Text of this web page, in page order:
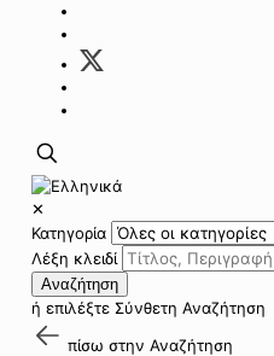
✕
Κατηγορία
Λέξη κλειδί
Αναζήτηση
ή επιλέξτε Σύνθετη Αναζήτηση
πίσω στην Αναζήτηση